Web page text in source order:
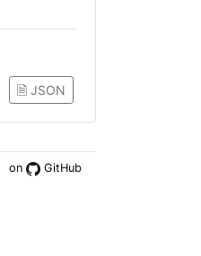
🗎 JSON
on GitHub